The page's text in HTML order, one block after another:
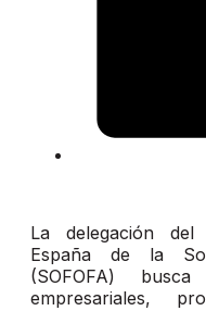
La delegación del
España de la
(SOFOFA)
empresariales,